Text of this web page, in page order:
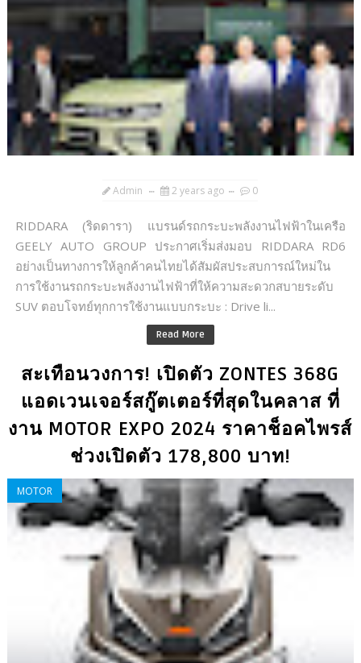
Admin 2 years ago 0
RIDDARA (ริดดารา) แบรนด์รถกระบะพลังงานไฟฟ้าในเครือ
GEELY AUTO GROUP ประกาศเริ่มส่งมอบ RIDDARA RD6
อย่างเป็นทางการให้ลูกค้าคนไทยได้สัมผัสประสบการณ์ใหม่ใน
การใช้งานรถกระบะพลังงานไฟฟ้าที่ให้ความสะดวกสบายระดับ
SUV ตอบโจทย์ทุกการใช้งานแบบกระบะ : Drive li...
Read More
สะเทือนวงการ! เปิดตัว ZONTES 368G
แอดเวนเจอร์สกู๊ตเตอร์ที่สุดในคลาส ที่
งาน MOTOR EXPO 2024 ราคาช็อคไพรส์
ช่วงเปิดตัว 178,800 บาท!
MOTOR